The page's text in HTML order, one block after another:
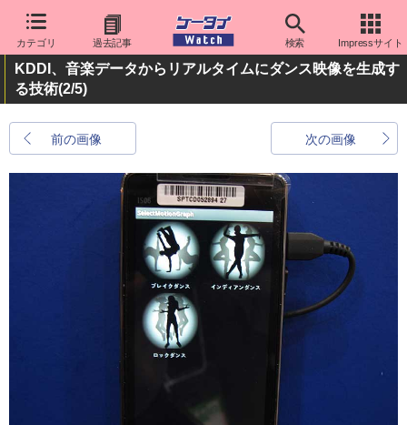
カテゴリ 過去記事 検索 Impressサイト
KDDI、音楽データからリアルタイムにダンス映像を生成す
る技術(2/5)
前の画像 次の画像